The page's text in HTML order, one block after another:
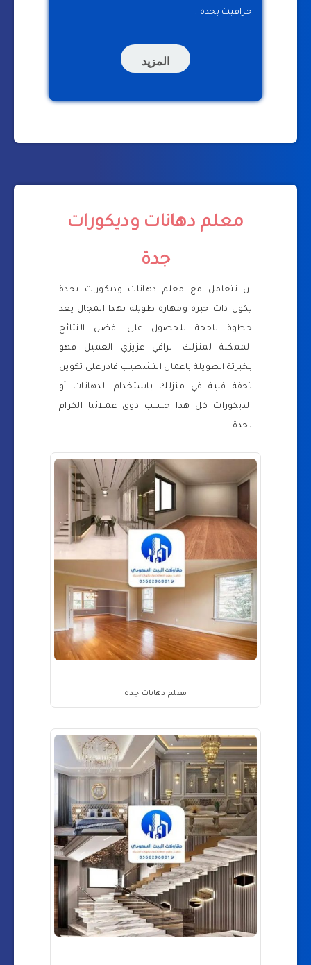
جرافيت بجدة .
المزيد
معلم دهانات وديكورات
جدة
ان تتعامل مع معلم دهانات وديكورات بجدة
يكون ذات خبرة ومهارة طويلة بهذا المجال يعد
خطوة ناجحة للحصول على افضل النتائح
الممكنة لمنزلك الراقي عزيزي العميل فهو
بخبرتة الطويلة باعمال التشطيب قادر على تكوين
تحفة فنية في منزلك باستخدام الدهانات أو
الديكورات كل هذا حسب ذوق عملائنا الكرام
بجدة .
معلم دهانات جدة